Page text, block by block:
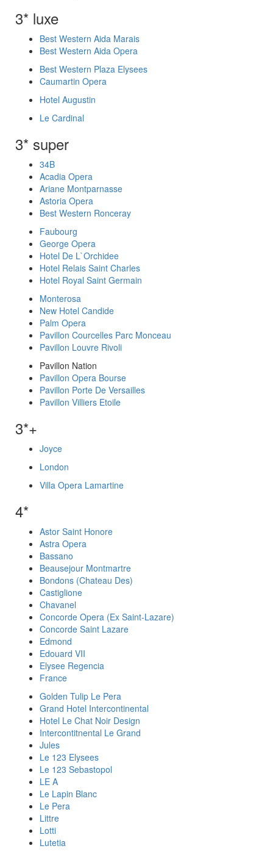
3* luxe
Best Western Aida Marais
Best Western Aida Opera
Best Western Plaza Elysees
Caumartin Opera
Hotel Augustin
Le Cardinal
3* super
34B
Acadia Opera
Ariane Montparnasse
Astoria Opera
Best Western Ronceray
Faubourg
George Opera
Hotel De L`Orchidee
Hotel Relais Saint Charles
Hotel Royal Saint Germain
Monterosa
New Hotel Candide
Palm Opera
Pavillon Courcelles Parc Monceau
Pavillon Louvre Rivoli
Pavillon Nation
Pavillon Opera Bourse
Pavillon Porte De Versailles
Pavillon Villiers Etoile
3*+
Joyce
London
Villa Opera Lamartine
4*
Astor Saint Honore
Astra Opera
Bassano
Beausejour Montmartre
Bondons (Chateau Des)
Castiglione
Chavanel
Concorde Opera (Ex Saint-Lazare)
Concorde Saint Lazare
Edmond
Edouard VII
Elysee Regencia
France
Golden Tulip Le Pera
Grand Hotel Intercontinental
Hotel Le Chat Noir Design
Intercontitnental Le Grand
Jules
Le 123 Elysees
Le 123 Sebastopol
LE A
Le Lapin Blanc
Le Pera
Littre
Lotti
Lutetia